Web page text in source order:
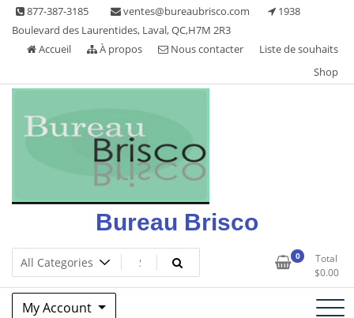
Skip 877-387-3185 ventes@bureaubrisco.com
1938
Boulevard des Laurentides, Laval, QC,H7M 2R3
Accueil
À propos Nous contacter
Liste de souhaits
Shop
Bureau Brisco
0
Total
$0.00
My Account